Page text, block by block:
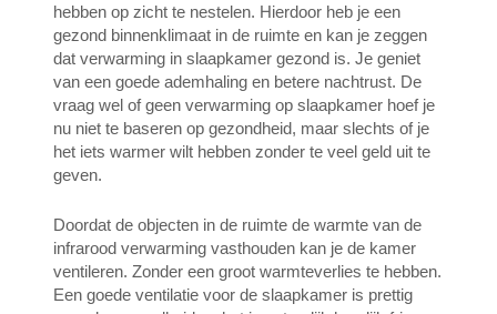
hebben op zicht te nestelen. Hierdoor heb je een
gezond binnenklimaat in de ruimte en kan je zeggen
dat verwarming in slaapkamer gezond is. Je geniet
van een goede ademhaling en betere nachtrust. De
vraag wel of geen verwarming op slaapkamer hoef je
nu niet te baseren op gezondheid, maar slechts of je
het iets warmer wilt hebben zonder te veel geld uit te
geven.
Doordat de objecten in de ruimte de warmte van de
infrarood verwarming vasthouden kan je de kamer
ventileren. Zonder een groot warmteverlies te hebben.
Een goede ventilatie voor de slaapkamer is prettig